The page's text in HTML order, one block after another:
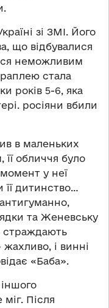
зі ЗМІ. Його
що відбувалися
неможливим
стала
років 5-6, яка
росіяни вбили
в маленьких
обличчя було
у неї
її дитинство…
та Женевську
страждають
і винні
«Баба».
Після